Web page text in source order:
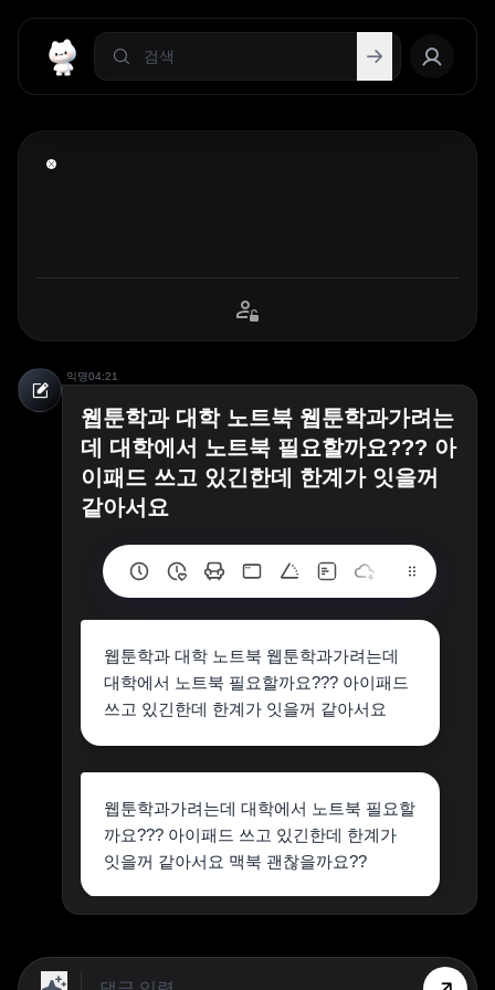
익명04:21
웹툰학과 대학 노트북 웹툰학과가려는
데 대학에서 노트북 필요할까요??? 아
이패드 쓰고 있긴한데 한계가 잇을꺼
같아서요
웹툰학과 대학 노트북 웹툰학과가려는데
대학에서 노트북 필요할까요??? 아이패드
쓰고 있긴한데 한계가 잇을꺼 같아서요
웹툰학과가려는데 대학에서 노트북 필요할
까요??? 아이패드 쓰고 있긴한데 한계가
잇을꺼 같아서요 맥북 괜찮을까요??
아이패드 쓰고